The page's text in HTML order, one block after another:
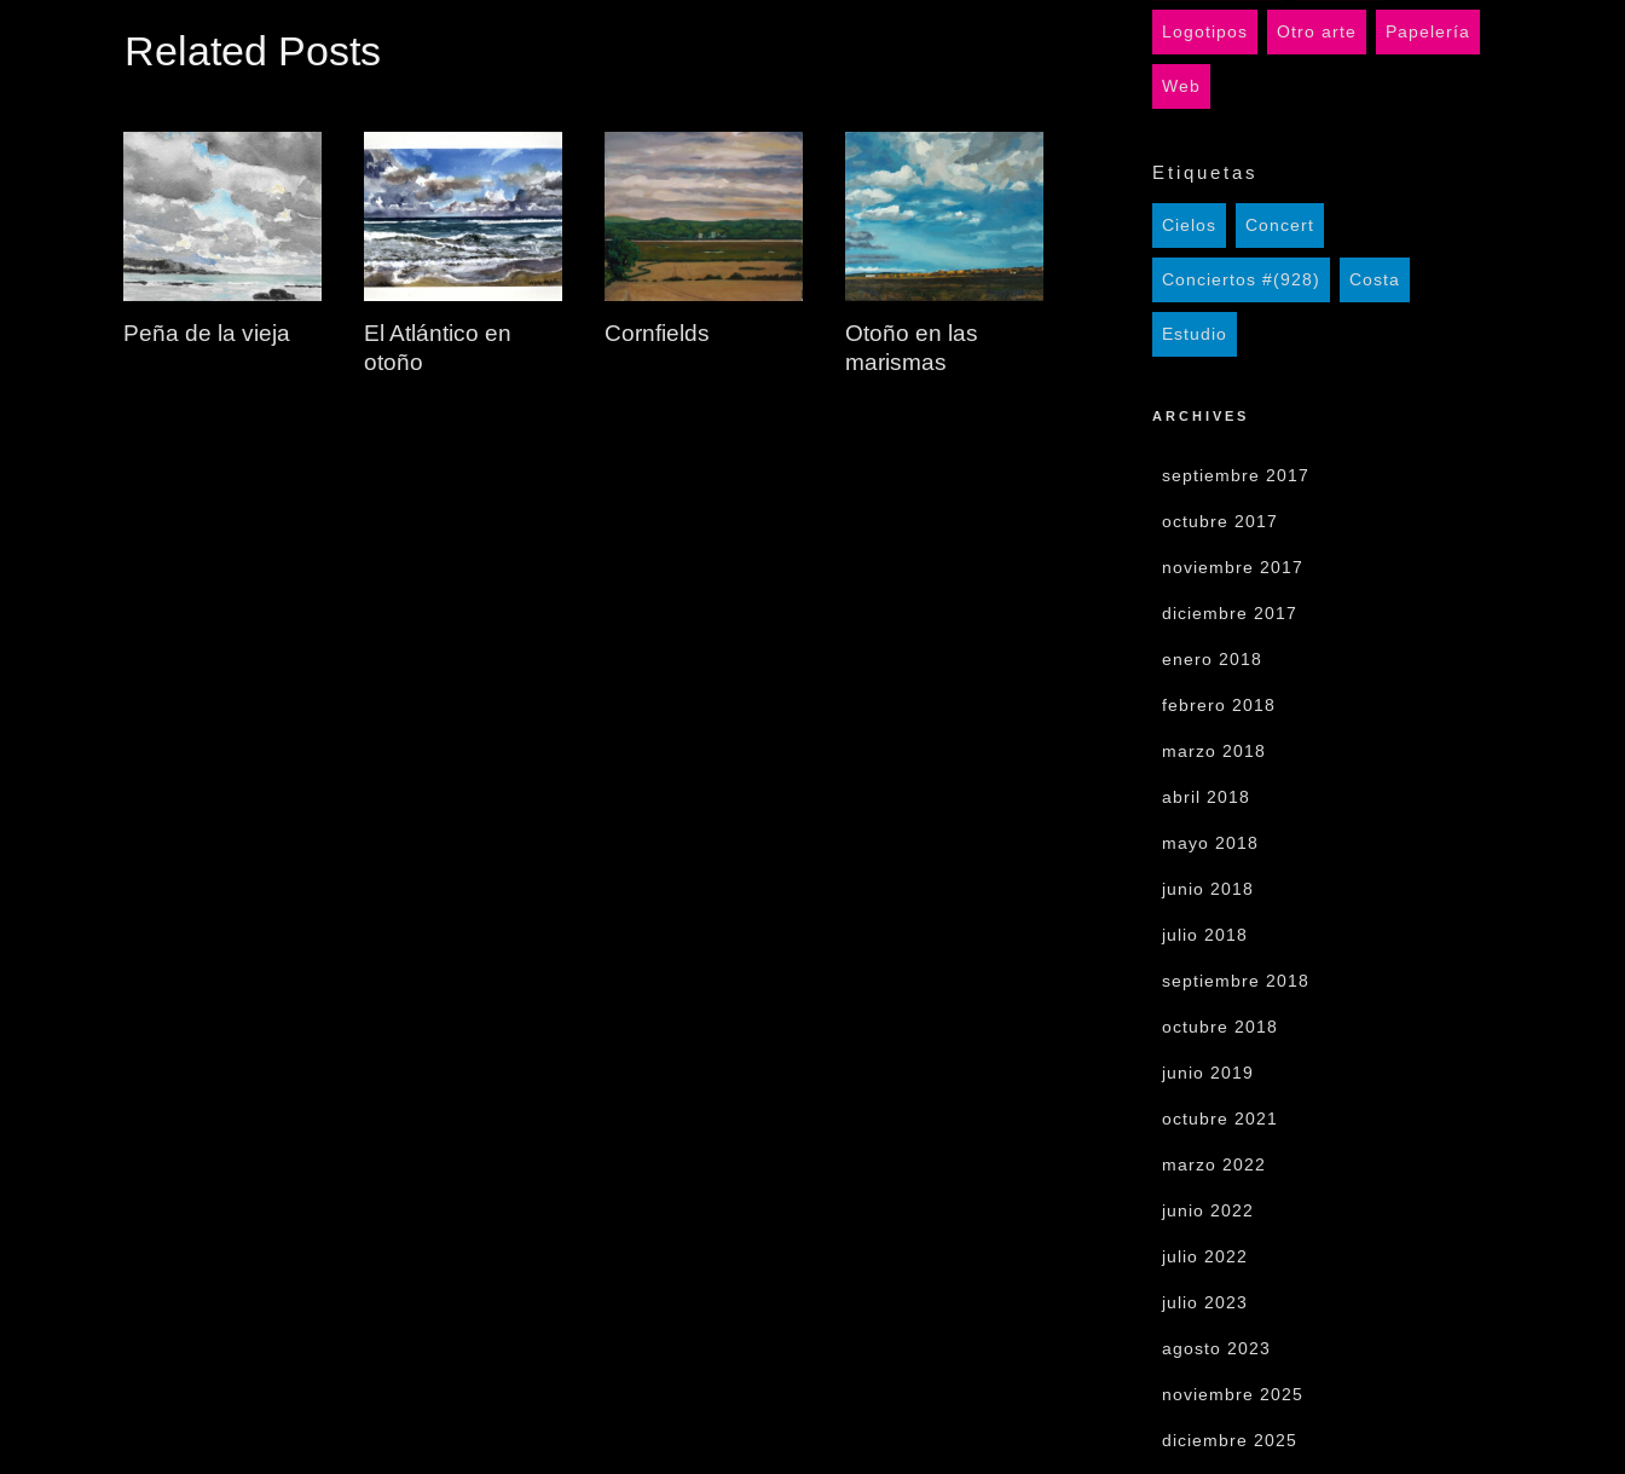
Related Posts
Peña de la vieja
El Atlántico en
otoño
Cornfields
Otoño en las
marismas
Logotipos Otro arte Papelería
Web
Etiquetas
Cielos Concert
Conciertos #(928) Costa
Estudio
ARCHIVES
septiembre 2017
octubre 2017
noviembre 2017
diciembre 2017
enero 2018
febrero 2018
marzo 2018
abril 2018
mayo 2018
junio 2018
julio 2018
septiembre 2018
octubre 2018
junio 2019
octubre 2021
marzo 2022
junio 2022
julio 2022
julio 2023
agosto 2023
noviembre 2025
diciembre 2025